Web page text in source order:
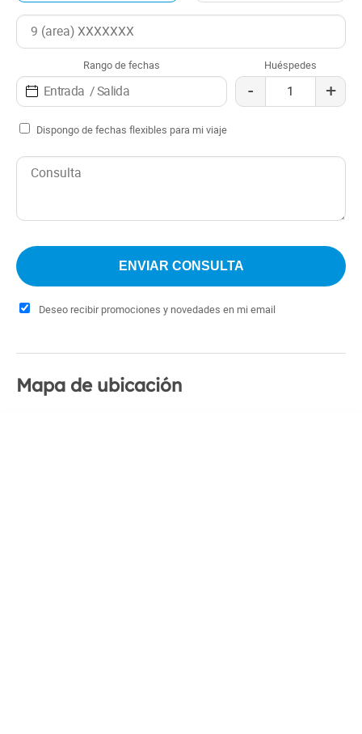
Rango de fechas Huéspedes
- +
Dispongo de fechas flexibles para mi viaje
Deseo recibir promociones y novedades en mi email
Mapa de ubicación